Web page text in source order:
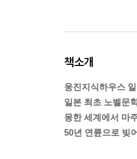
책소개
웅진지식하우스
일본 최초 노벨문
몽한 세계에서 마
50년 연륜으로 빚